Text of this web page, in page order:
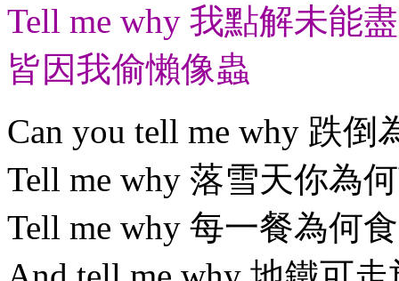
Tell me why 我點解未能
皆因我偷懶像蟲
Can you tell me why 跌倒
Tell me why 落雪天你為
Tell me why 每一餐為何食